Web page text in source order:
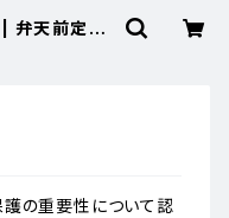
弁天前定置
護の重要性について認